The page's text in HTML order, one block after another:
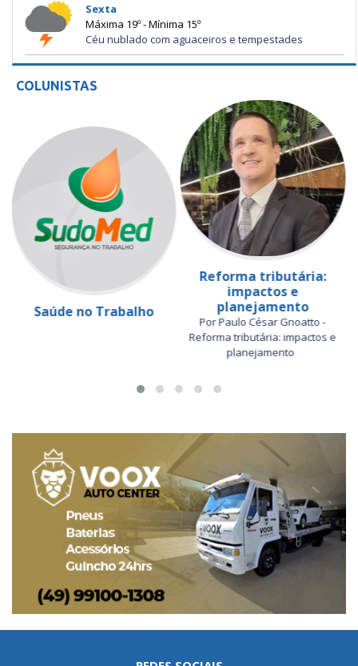
Sexta
Máxima 19º - Mínima 15º
Céu nublado com aguaceiros e tempestades
COLUNISTAS
Saúde no Trabalho
Reforma tributária:
impactos e
planejamento
Por Paulo César Gnoatto -
Reforma tributária: impactos e
planejamento